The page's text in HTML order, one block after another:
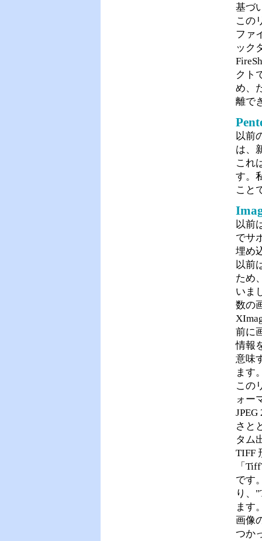
基づ
この
ファ
ック
クト
め、
離で
以前
は、
これ
す。
こと
以前
でサ
埋め
以前
ため
いま
数の
前に
情報
意味
ます
この
ォー
さと
タム
TIFF
「
です
り、
ます
画像
つか